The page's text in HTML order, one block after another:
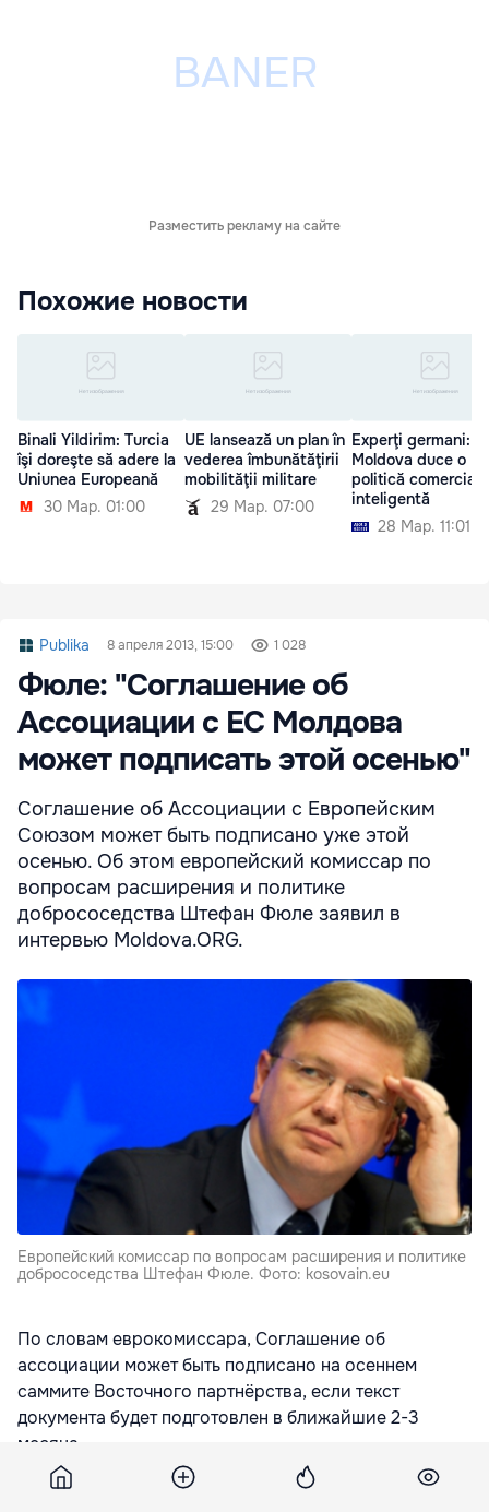
Разместить рекламу на сайте
Похожие новости
Binali Yildirim: Turcia
îşi doreşte să adere la
Uniunea Europeană
30 Мар. 01:00
UE lansează un plan în
vederea îmbunătăţirii
mobilităţii militare
29 Мар. 07:00
Experţi germani:
Moldova duce o
politică comercială
inteligentă
28 Мар. 11:01
Publika 8 апреля 2013, 15:00 1 028
Фюле: "Соглашение об
Ассоциации с ЕС Молдова
может подписать этой осенью"
Соглашение об Ассоциации с Европейским
Союзом может быть подписано уже этой
осенью. Об этом европейский комиссар по
вопросам расширения и политике
добрососедства Штефан Фюле заявил в
интервью Moldova.ORG.
Европейский комиссар по вопросам расширения и политике
добрососедства Штефан Фюле. Фото: kosovain.eu
По словам еврокомиссара, Соглашение об
ассоциации может быть подписано на осеннем
саммите Восточного партнёрства, если текст
документа будет подготовлен в ближайшие 2-3
месяца.
Чиновник также сказал, что недавняя отставка